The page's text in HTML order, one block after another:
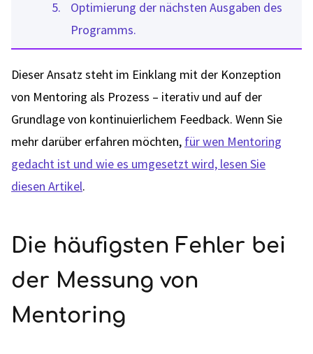
Optimierung der nächsten Ausgaben des
Programms.
Dieser Ansatz steht im Einklang mit der Konzeption
von Mentoring als Prozess – iterativ und auf der
Grundlage von kontinuierlichem Feedback. Wenn Sie
mehr darüber erfahren möchten, für wen Mentoring
gedacht ist und wie es umgesetzt wird, lesen Sie
diesen Artikel.
Die häufigsten Fehler bei
der Messung von
Mentoring